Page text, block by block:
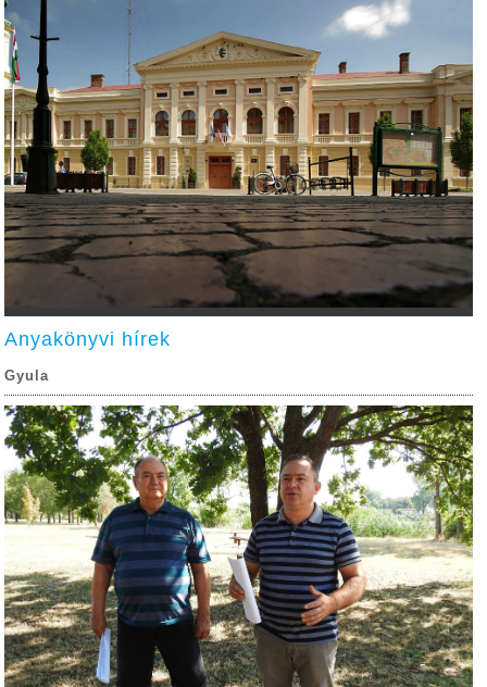
Anyakönyvi hírek
Gyula